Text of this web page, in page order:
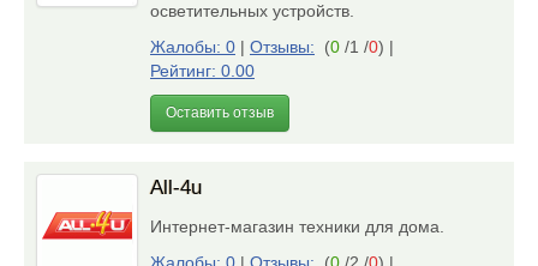
осветительных устройств.
Жалобы: 0 | Отзывы: (0 /1 /0) |
Рейтинг: 0.00
Оставить отзыв
All-4u
Интернет-магазин техники для дома.